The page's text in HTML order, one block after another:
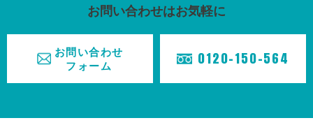
お知らせ
採用情報
会社概要
お問い合わせはお気軽に
お問い合わせ
フォーム
0120-150-564